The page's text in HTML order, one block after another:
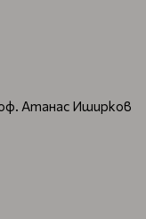
Атанас Иширков